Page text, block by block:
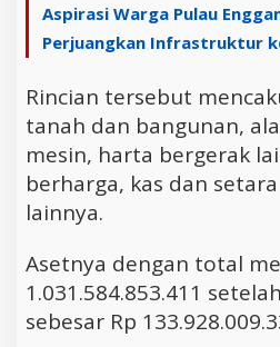
Aspirasi Warga Pulau
Perjuangkan Infrastruktur
Rincian tersebut
tanah dan bangunan,
mesin, harta bergerak
berharga, kas dan
lainnya.
Asetnya dengan total
1.031.584.853.411
sebesar Rp